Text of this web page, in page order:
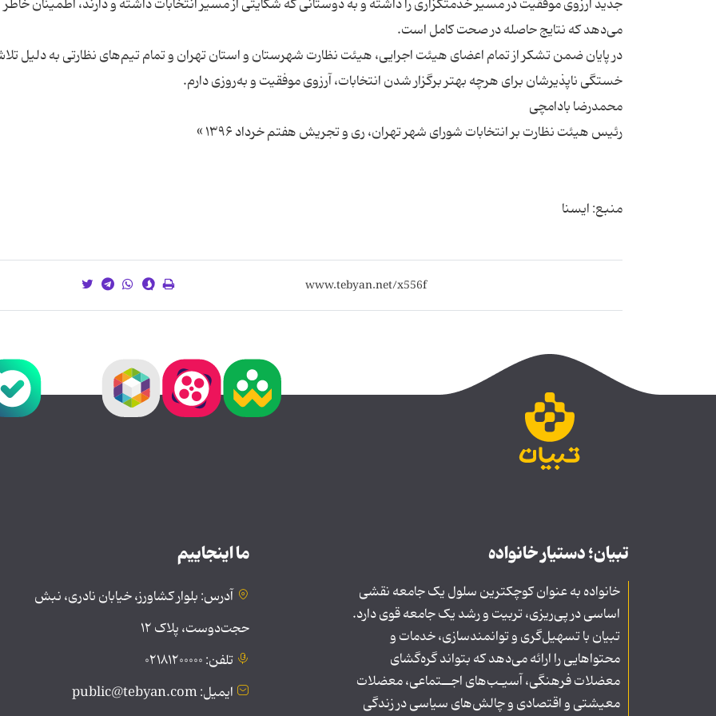
جدید آرزوی موفقیت در مسیر خدمتگزاری را داشته و به دوستانی که شکایتی از مسیر انتخابات داشته و دارند، اطمینان خاطر
در پایان ضمن تشکر از تمام اعضای هیئت اجرایی، هیئت نظارت شهرستان و استان تهران و تمام تیم‌های نظارتی به دلیل
منبع: ایسنا
تبیان؛ دستیار خانواده
خانواده به عنوان کوچکترین سلول یک جامعه نقشی
اساسی در پی‌ریزی، تربیت و رشد یک جامعه قوی دارد.
تبیان با تسهیل‌گری و توانمندسازی، خدمات و
محتواهایی را ارائه می‌دهد که بتواند گره‌گشای
معضلات فرهنگی، آسیـب‌های اجــتماعی، معضلات
معیشتی و اقتصادی و چالش‌های سیاسی در زندگی
ما اینجاییم
آدرس: بلوار کشاورز، خیابان نادری، نبش
حجت‌دوست، پلاک ۱۲
تلفن: ۰۲۱۸۱۲۰۰۰۰۰
ایمیل: public@tebyan.com